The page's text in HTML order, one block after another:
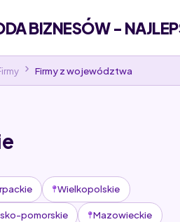
BIZNESÓW -
Firmy z województwa
Wielkopolskie
pomorskie Mazowieckie